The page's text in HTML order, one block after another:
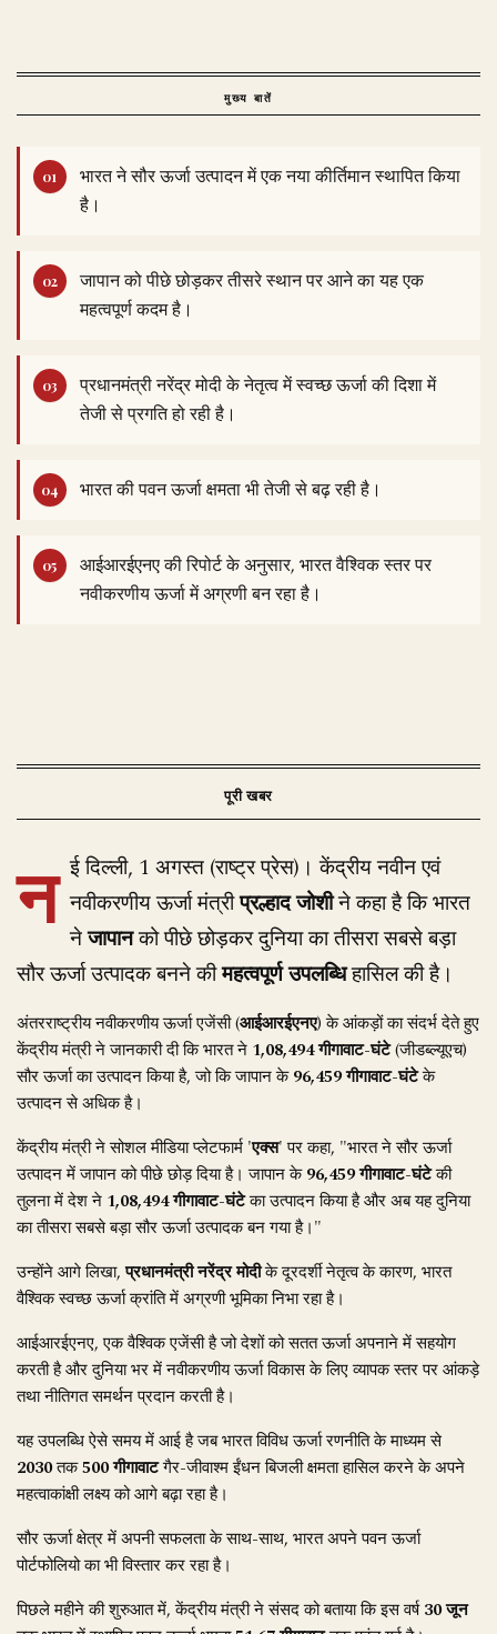
मुख्य बातें
भारत ने सौर ऊर्जा उत्पादन में एक नया कीर्तिमान स्थापित किया
है।
जापान को पीछे छोड़कर तीसरे स्थान पर आने का यह एक
महत्वपूर्ण कदम है।
प्रधानमंत्री नरेंद्र मोदी के नेतृत्व में स्वच्छ ऊर्जा की दिशा में
तेजी से प्रगति हो रही है।
भारत की पवन ऊर्जा क्षमता भी तेजी से बढ़ रही है।
आईआरईएनए की रिपोर्ट के अनुसार, भारत वैश्विक स्तर पर
नवीकरणीय ऊर्जा में अग्रणी बन रहा है।
न ई दिल्ली, 1 अगस्त (राष्ट्र प्रेस)। केंद्रीय नवीन एवं
नवीकरणीय ऊर्जा मंत्रीप्रल्हाद जोशीने कहा है कि भारत
नेजापानको पीछे छोड़कर दुनिया का तीसरा सबसे बड़ा
सौर ऊर्जा उत्पादक बनने कीमहत्वपूर्ण उपलब्धिहासिल की है।
अंतरराष्ट्रीय नवीकरणीय ऊर्जा एजेंसी (आईआरईएनए) के आंकड़ों का संदर्भ देते हुए
केंद्रीय मंत्री ने जानकारी दी कि भारत ने 1,08,494 गीगावाट-घंटे(जीडब्ल्यूएच)
सौर ऊर्जा का उत्पादन किया है, जो कि जापान के96,459 गीगावाट-घंटेके
उत्पादन से अधिक है।
केंद्रीय मंत्री ने सोशल मीडिया प्लेटफार्म 'एक्स' पर कहा, "भारत ने सौर ऊर्जा
उत्पादन में जापान को पीछे छोड़ दिया है। जापान के96,459 गीगावाट-घंटेकी
तुलना में देश ने 1,08,494 गीगावाट-घंटेका उत्पादन किया है और अब यह दुनिया
का तीसरा सबसे बड़ा सौर ऊर्जा उत्पादक बन गया है।"
उन्होंने आगे लिखा,प्रधानमंत्री नरेंद्र मोदीके दूरदर्शी नेतृत्व के कारण, भारत
वैश्विक स्वच्छ ऊर्जा क्रांति में अग्रणी भूमिका निभा रहा है।
आईआरईएनए, एक वैश्विक एजेंसी है जो देशों को सतत ऊर्जा अपनाने में सहयोग
करती है और दुनिया भर में नवीकरणीय ऊर्जा विकास के लिए व्यापक स्तर पर आंकड़े
तथा नीतिगत समर्थन प्रदान करती है।
यह उपलब्धि ऐसे समय में आई है जब भारत विविध ऊर्जा रणनीति के माध्यम से
2030तक500 गीगावाटगैर-जीवाश्म ईंधन बिजली क्षमता हासिल करने के अपने
महत्वाकांक्षी लक्ष्य को आगे बढ़ा रहा है।
सौर ऊर्जा क्षेत्र में अपनी सफलता के साथ-साथ, भारत अपने पवन ऊर्जा
पोर्टफोलियो का भी विस्तार कर रहा है।
पिछले महीने की शुरुआत में, केंद्रीय मंत्री ने संसद को बताया कि इस वर्ष30 जून